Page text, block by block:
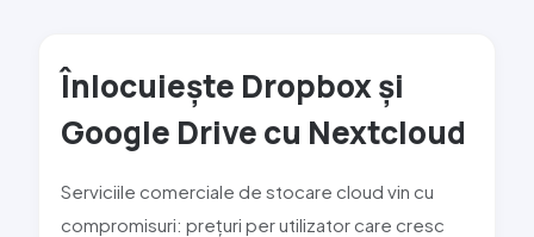
Înlocuiește Dropbox și
Google Drive cu Nextcloud
Serviciile comerciale de stocare cloud vin cu
compromisuri: prețuri per utilizator care cresc